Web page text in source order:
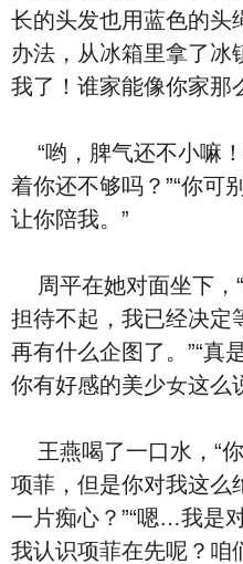
长的头发也用蓝⾊的头
办法，从冰箱里拿了冰
我了！谁家能像你家那
“哟，脾气还不小嘛
着你还不够吗？”“你可
让你陪我。”
周平在她对面坐下，
担待不起，我已经决定
再有什么企图了。”“真
你有好感的美少女这么
王燕喝了一口⽔，“
项菲，但是你对我这么
一片痴心？”“嗯…我是
我认识项菲在先呢？咱